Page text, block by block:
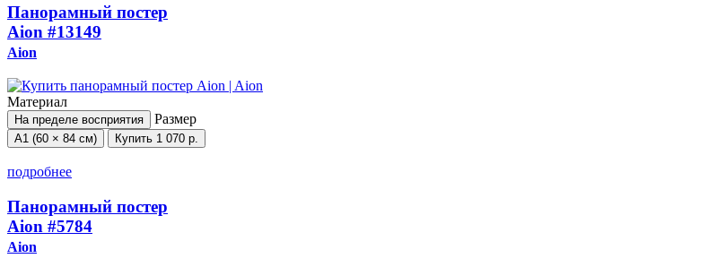
Панорамный постер
Aion #13149
Aion
Материал
На пределе восприятия Размер
А1 (60 × 84 см) Купить 1 070 р.
подробнее
Панорамный постер
Aion #5784
Aion